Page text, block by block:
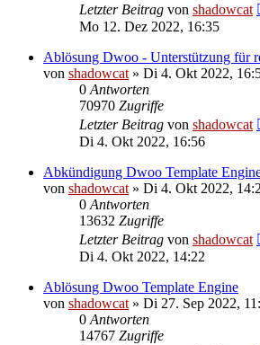
Letzter Beitrag von shadowcat
Mo 12. Dez 2022, 16:35
Ablösung Dwoo - Unterstützung für
von shadowcat » Di 4. Okt 2022,
0 Antworten
70970 Zugriffe
Letzter Beitrag von shadowcat
Di 4. Okt 2022, 16:56
Abkündigung Dwoo Template
von shadowcat » Di 4. Okt 2022,
0 Antworten
13632 Zugriffe
Letzter Beitrag von shadowcat
Di 4. Okt 2022, 14:22
Ablösung Dwoo Template Engine
von shadowcat » Di 27. Sep 2022,
0 Antworten
14767 Zugriffe